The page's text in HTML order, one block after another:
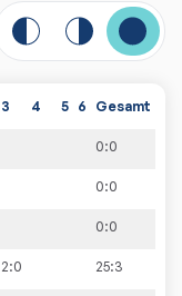
3 4 5 6 Gesamt
0:0
0:0
0:0
2:0 25:3